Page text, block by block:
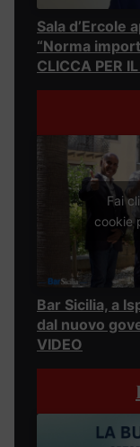
Sala d’Ercole
“Norma
CLICCA PER
Fai
cookie
Bar Sicilia, a
dal nuovo
VIDEO